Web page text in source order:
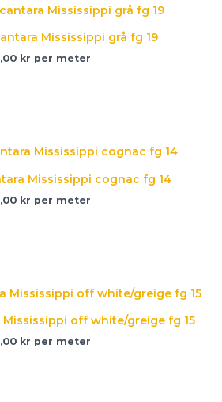
Mississippi grå fg 19
kr per meter
Mississippi cognac fg 14
kr per meter
off white/greige fg 15
kr per meter